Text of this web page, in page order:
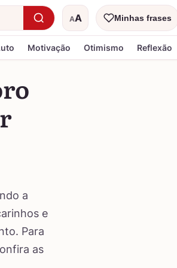
AA
Tamanho do textoMinhas frases
Motivação Otimismo Reflexão
a
e
Para
as